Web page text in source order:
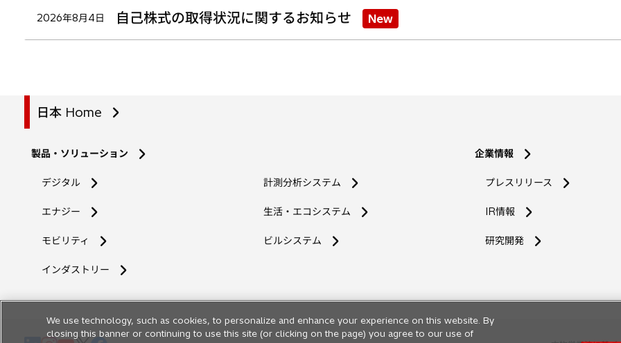
2026年8月4日 自己株式の取得状況に関するお知らせ New
日本 Home
製品・ソリューション
デジタル
エナジー
モビリティ
インダストリー
計測分析システム
生活・エコシステム
ビルシステム
企業情報
プレスリリース
IR情報
研究開発新
ブ
We use technology, such as cookies, to personalize and enhance your experience on this website. By
closing this banner or continuing to use this site (or clicking on the page) you agree to our use of